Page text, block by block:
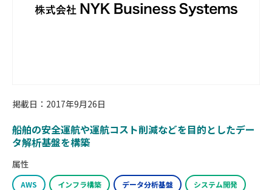
掲載日：2017年9月26日
船舶の安全運航や運航コスト削減などを目的としたデー
タ解析基盤を構築
属性
AWS インフラ構築 データ分析基盤 システム開発